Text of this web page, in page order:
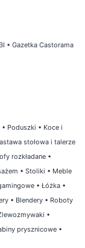
• Gazetka Castorama
• Poduszki • Koce i
stołowa i talerze
rozkładane •
• Stoliki • Meble
• Łóżka •
• Blendery • Roboty
•
prysznicowe •